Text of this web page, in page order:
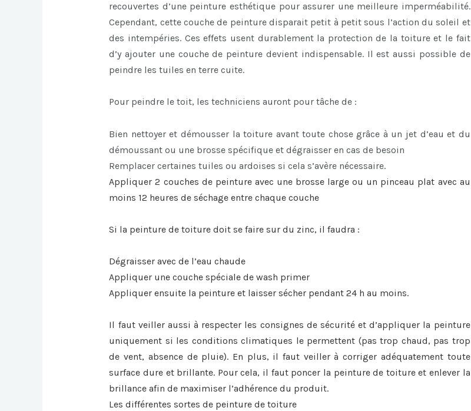
recouvertes d’une peinture esthétique pour assurer une meilleure imperméabilité.
Cependant, cette couche de peinture disparait petit à petit sous l’action du soleil et
des intempéries. Ces effets usent durablement la protection de la toiture et le fait
d’y ajouter une couche de peinture devient indispensable. Il est aussi possible de
peindre les tuiles en terre cuite.
Pour peindre le toit, les techniciens auront pour tâche de :
Bien nettoyer et démousser la toiture avant toute chose grâce à un jet d’eau et du
démoussant ou une brosse spécifique et dégraisser en cas de besoin
Remplacer certaines tuiles ou ardoises si cela s’avère nécessaire.
Appliquer 2 couches de peinture avec une brosse large ou un pinceau plat avec au
moins 12 heures de séchage entre chaque couche
Si la peinture de toiture doit se faire sur du zinc, il faudra :
Dégraisser avec de l’eau chaude
Appliquer une couche spéciale de wash primer
Appliquer ensuite la peinture et laisser sécher pendant 24 h au moins.
Il faut veiller aussi à respecter les consignes de sécurité et d’appliquer la peinture
uniquement si les conditions climatiques le permettent (pas trop chaud, pas trop
de vent, absence de pluie). En plus, il faut veiller à corriger adéquatement toute
surface dure et brillante. Pour cela, il faut poncer la peinture de toiture et enlever la
brillance afin de maximiser l’adhérence du produit.
Les différentes sortes de peinture de toiture